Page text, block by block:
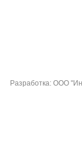
Разработка: ООО